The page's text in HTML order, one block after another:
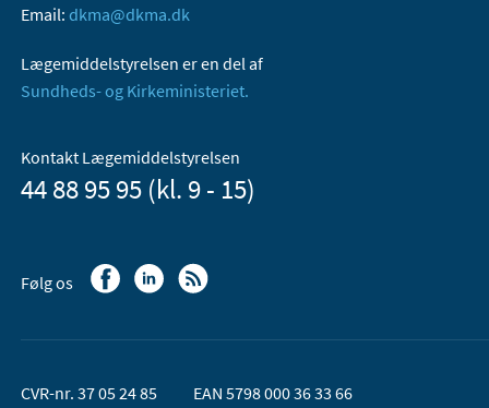
Email: dkma@dkma.dk
Lægemiddelstyrelsen er en del af
Sundheds- og Kirkeministeriet.
Kontakt Lægemiddelstyrelsen
44 88 95 95 (kl. 9 - 15)
Følg os
CVR-nr. 37 05 24 85 EAN 5798 000 36 33 66